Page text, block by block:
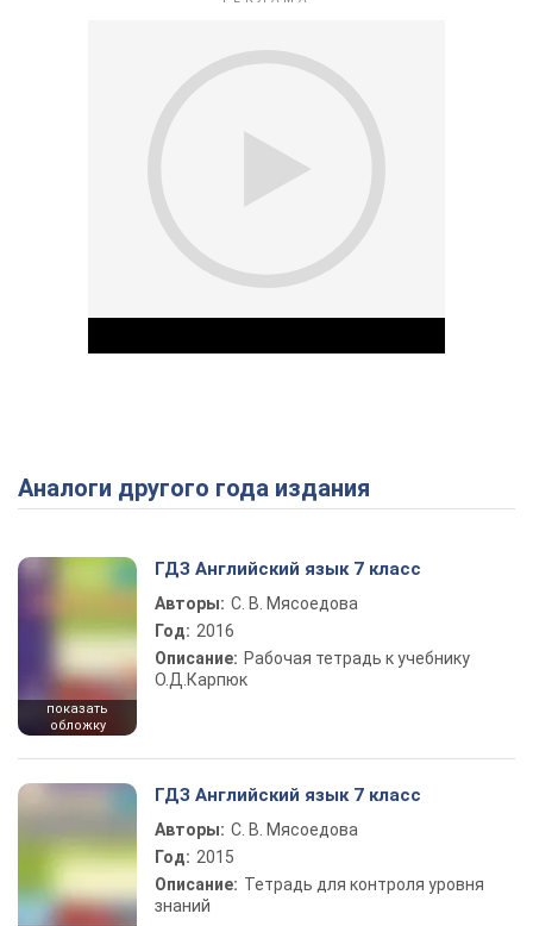
Play Video
Аналоги другого года издания
показать
обложку
ГДЗ Английский язык 7 класс
Авторы: С. В. Мясоедова
Год: 2016
Описание: Рабочая тетрадь к учебнику
О.Д.Карпюк
ГДЗ Английский язык 7 класс
Авторы: С. В. Мясоедова
Год: 2015
Описание: Тетрадь для контроля уровня
знаний